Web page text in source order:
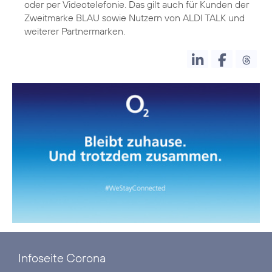
oder per Videotelefonie. Das gilt auch für Kunden der
Zweitmarke BLAU sowie Nutzern von ALDI TALK und
Infoseite Corona